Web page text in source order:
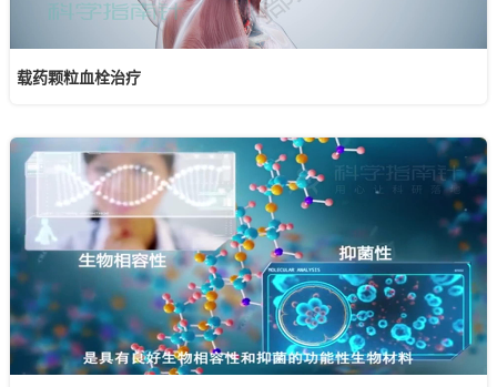
载药颗粒血栓治疗